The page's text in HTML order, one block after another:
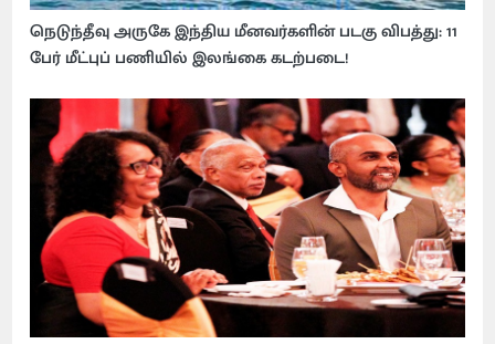
நெடுந்தீவு அருகே இந்திய மீனவர்களின் படகு விபத்து: 11
பேர் மீட்புப் பணியில் இலங்கை கடற்படை!